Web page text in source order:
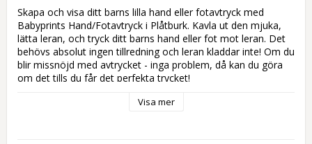
Skapa och visa ditt barns lilla hand eller fotavtryck med
Babyprints Hand/Fotavtryck i Plåtburk. Kavla ut den mjuka,
lätta leran, och tryck ditt barns hand eller fot mot leran. Det
behövs absolut ingen tillredning och leran kladdar inte! Om du
blir missnöjd med avtrycket - inga problem, då kan du göra
om det tills du får det perfekta trycket!
Avtrycksmaterialet levereras i en burk gjord av plåt för att
Visa mer